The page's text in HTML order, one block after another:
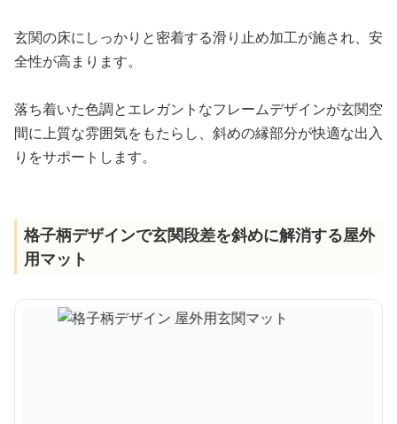
玄関の床にしっかりと密着する滑り止め加工が施され、安
全性が高まります。
落ち着いた色調とエレガントなフレームデザインが玄関空
間に上質な雰囲気をもたらし、斜めの縁部分が快適な出入
りをサポートします。
格子柄デザインで玄関段差を斜めに解消する屋外
用マット